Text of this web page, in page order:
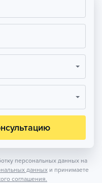
персональных данных на
данных и принимаете
соглашения.